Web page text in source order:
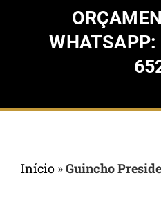
Início »Guincho